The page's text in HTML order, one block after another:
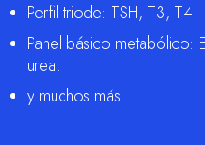
Perfil triode: TSH, T3, T4
Panel básico metabólico:
urea.
y muchos más